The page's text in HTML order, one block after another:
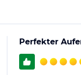
Perfekter